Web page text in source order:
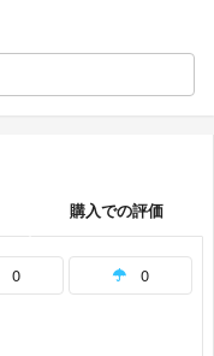
購入での評価
0 0